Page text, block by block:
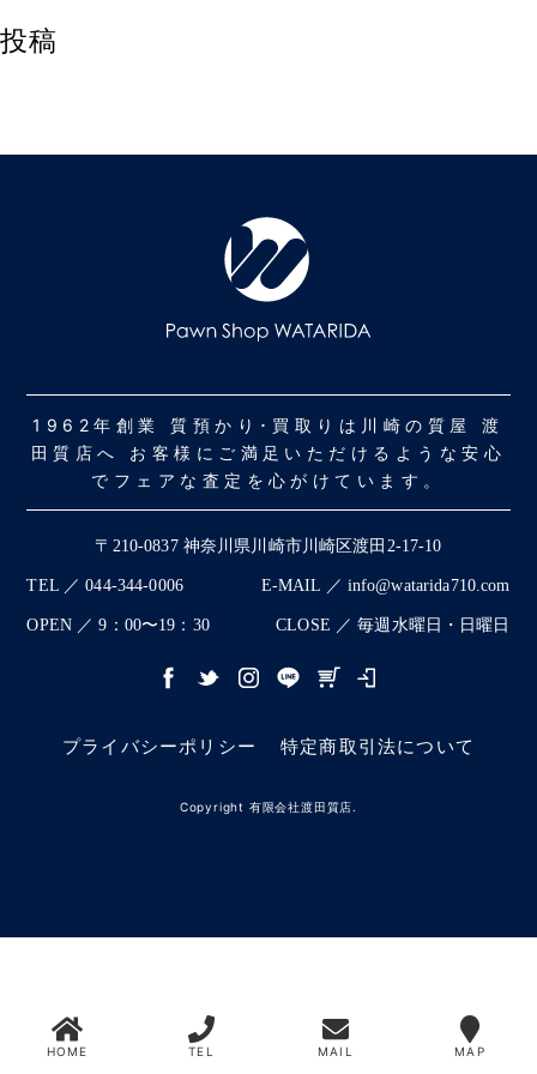
投稿
1962年創業 質預かり･買取りは川崎の質屋 渡
田質店へ お客様にご満足いただけるような安心
でフェアな査定を心がけています。
〒210-0837 神奈川県川崎市川崎区渡田2-17-10
TEL ／ 044-344-0006 E-MAIL ／ info@watarida710.com
OPEN ／ 9：00〜19：30 CLOSE ／ 毎週水曜日・日曜日
プライバシーポリシー 特定商取引法について
Copyright 有限会社渡田質店.
HOME TEL MAIL MAP